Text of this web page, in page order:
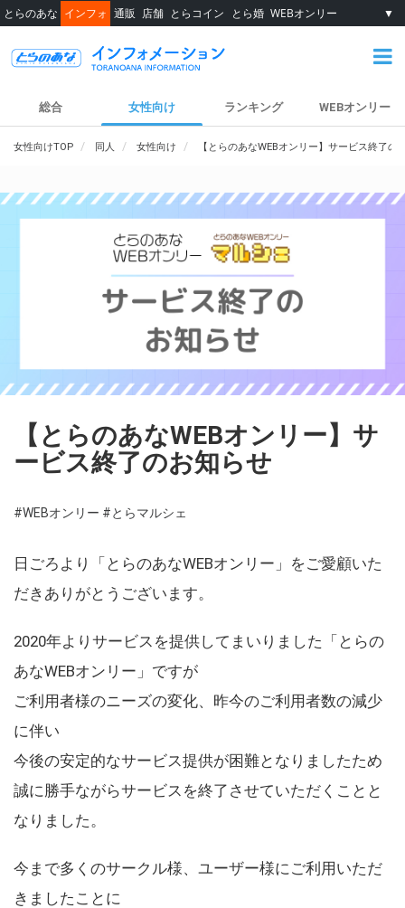
とらのあな インフォ 通販 店舗 とらコイン とら婚 WEBオンリー ▼
総合 女性向け ランキング WEBオンリー
女性向けTOP 同人 女性向け 【とらのあなWEBオンリー】サービス終了の
【とらのあなWEBオンリー】サ
ービス終了のお知らせ
#WEBオンリー #とらマルシェ
日ごろより「とらのあなWEBオンリー」をご愛顧いた
だきありがとうございます。
2020年よりサービスを提供してまいりました「とらの
あなWEBオンリー」ですが
ご利用者様のニーズの変化、昨今のご利用者数の減少
に伴い
今後の安定的なサービス提供が困難となりましたため
誠に勝手ながらサービスを終了させていただくことと
なりました。
今まで多くのサークル様、ユーザー様にご利用いただ
きましたことに